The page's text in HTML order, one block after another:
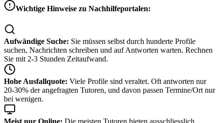
Wichtige Hinweise zu Nachhilfeportalen:
Aufwändige Suche: Sie müssen selbst durch hunderte Profile
suchen, Nachrichten schreiben und auf Antworten warten. Rechnen
Sie mit 2-3 Stunden Zeitaufwand.
Hohe Ausfallquote: Viele Profile sind veraltet. Oft antworten nur
20-30% der angefragten Tutoren, und davon passen Termine/Ort nur
bei wenigen.